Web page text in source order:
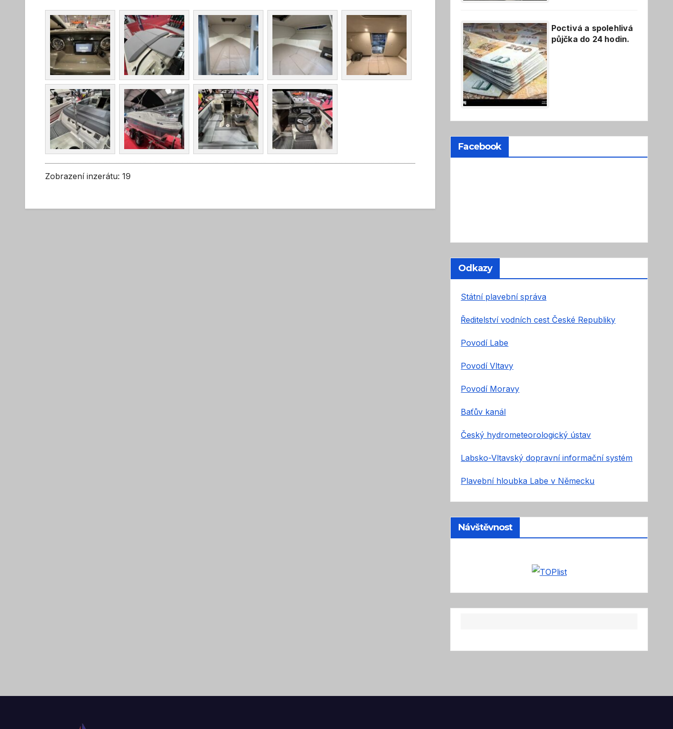
Zobrazení inzerátu: 19
Poctivá a spolehlivá
půjčka do 24 hodin.
Facebook
Odkazy
Státní plavební správa
Ředitelství vodních cest České Republiky
Povodí Labe
Povodí Vltavy
Povodí Moravy
Baťův kanál
Český hydrometeorologický ústav
Labsko-Vltavský dopravní informační systém
Plavební hloubka Labe v Německu
Návštěvnost